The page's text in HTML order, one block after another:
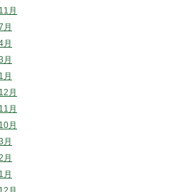
月
月
月
月
月
月
月
月
月
月
月